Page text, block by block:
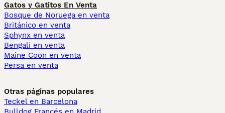
Gatos y Gatitos En Venta
Bosque de Noruega en venta
Británico en venta
Sphynx en venta
Bengalí en venta
Maine Coon en venta
Persa en venta
Otras páginas populares
Teckel en Barcelona